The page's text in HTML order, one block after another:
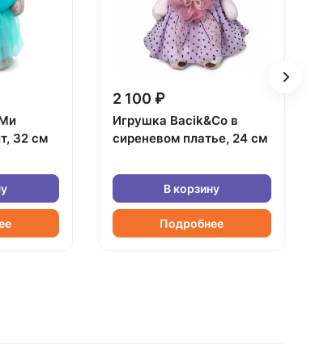
32 см
2 100 ₽
Игрушка Bacik&Co в
сиреневом платье, 24 см
В корзину
Подробнее